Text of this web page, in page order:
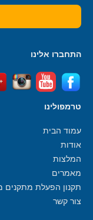
התחברו אלינו
טרמפולינו
עמוד הבית
אודות
המלצות
מאמרים
תקנון הפעלת מתקנים
צור קשר